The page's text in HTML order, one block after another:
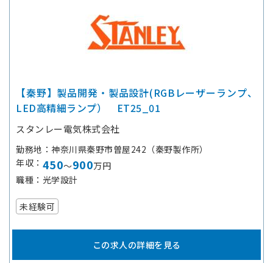
【秦野】製品開発・製品設計(RGBレーザーランプ、
LED高精細ランプ） ET25_01
スタンレー電気株式会社
勤務地
神奈川県秦野市曽屋242（秦野製作所）
年収
450～900万円
職種
光学設計
未経験可
この求人の詳細を見る